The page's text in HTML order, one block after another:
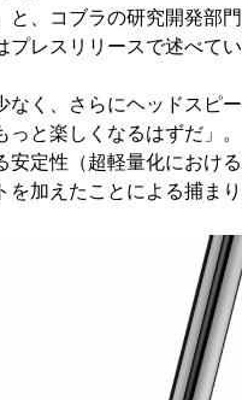
と、コブラの研究開発部門
プレスリリースで述べてい
なく、さらにヘッドスピー
と楽しくなるはずだ」。
安定性（超軽量化における
加えたことによる捕まり